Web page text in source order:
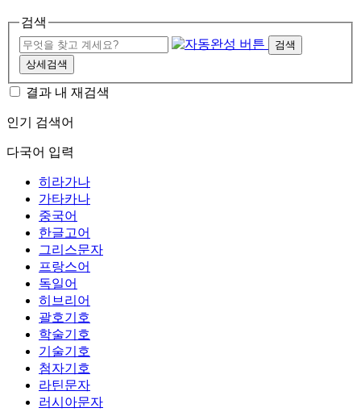
검색
검색
상세검색
결과 내 재검색
인기 검색어
다국어 입력
히라가나
가타카나
중국어
한글고어
그리스문자
프랑스어
독일어
히브리어
괄호기호
학술기호
기술기호
첨자기호
라틴문자
러시아문자